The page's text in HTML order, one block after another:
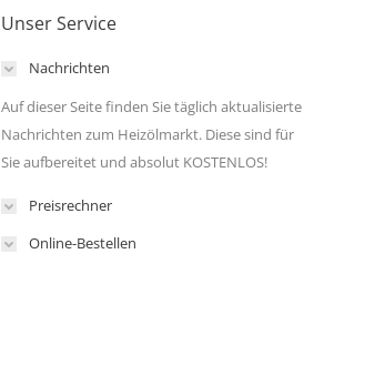
Unser Service
Nachrichten
Auf dieser Seite finden Sie täglich aktualisierte
Nachrichten zum Heizölmarkt. Diese sind für
Sie aufbereitet und absolut KOSTENLOS!
Preisrechner
Online-Bestellen